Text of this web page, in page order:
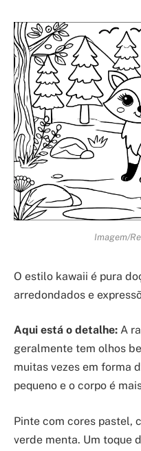
Imagem/
O estilo kawaii é pura
arredondados e
Aqui está o detalhe: A
geralmente tem olhos
muitas vezes em forma
pequeno e o corpo é mais
Pinte com cores pastel,
verde menta. Um toque